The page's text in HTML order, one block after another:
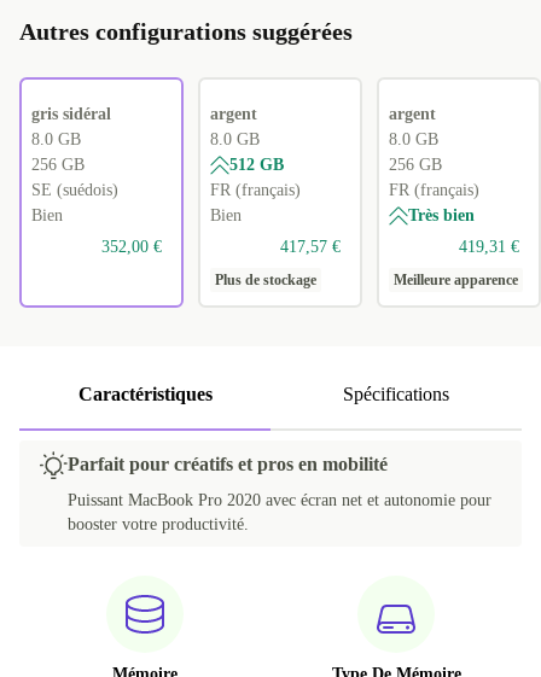
Autres configurations suggérées
gris sidéral
8.0 GB
256 GB
SE (suédois)
Bien
352,00 €
argent
8.0 GB
512 GB
FR (français)
Bien
417,57 €
Plus de stockage
argent
8.0 GB
256 GB
FR (français)
Très bien
419,31 €
Meilleure apparence
Caractéristiques Spécifications
Parfait pour créatifs et pros en mobilité
Puissant MacBook Pro 2020 avec écran net et autonomie pour
booster votre productivité.